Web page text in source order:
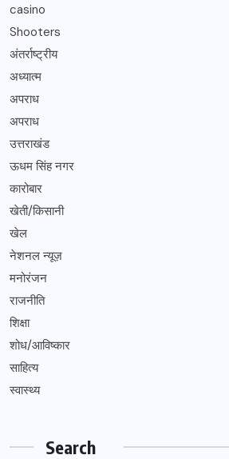
casino
Shooters
अंतर्राष्ट्रीय
अध्यात्म
अपराध
अपराध
उत्तराखंड
ऊधम सिंह नगर
कारोबार
खेती/किसानी
खेल
नेशनल न्यूज़
मनोरंजन
राजनीति
शिक्षा
शोध/आविष्कार
साहित्य
स्वास्थ्य
Search